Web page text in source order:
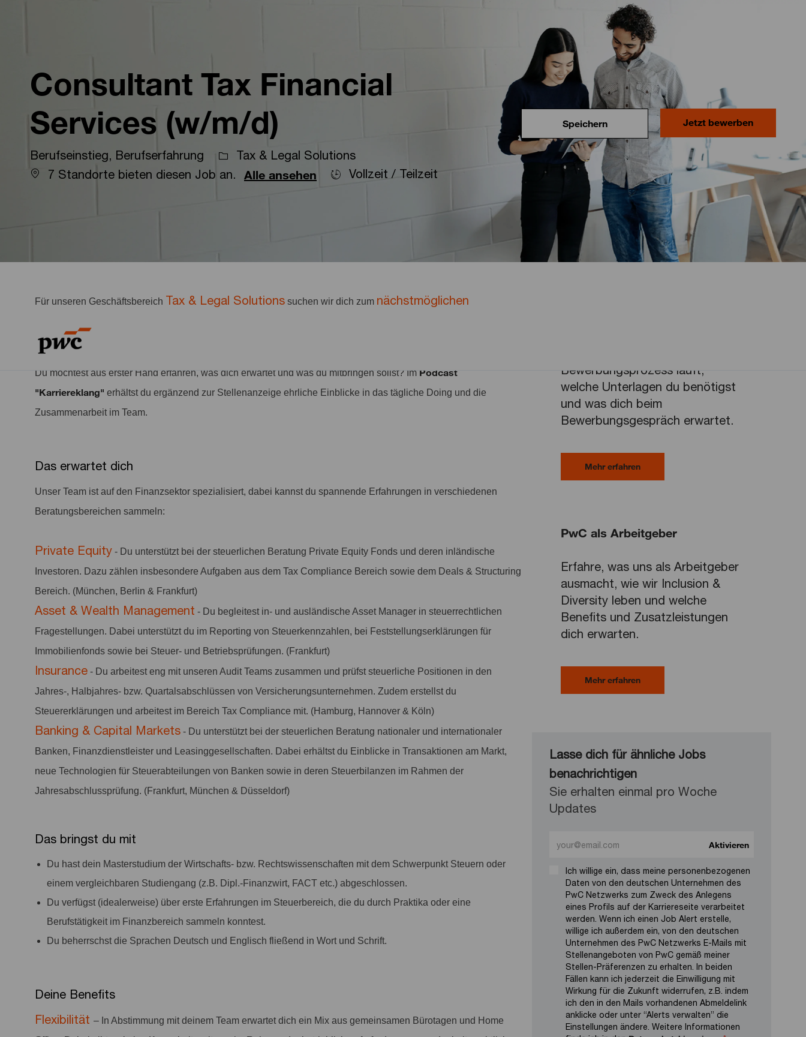
Consultant Tax Financial
Services (w/m/d)
Berufseinstieg, Berufserfahrung
Tax & Legal Solutions
7 Standorte bieten diesen Job an.
Alle ansehen Vollzeit / Teilzeit
Speichern Jetzt bewerben
Für unseren Geschäftsbereich Tax & Legal Solutions suchen wir dich zum nächstmöglichen
Du möchtest aus erster Hand erfahren, was dich erwartet und was du mitbringen sollst? Im Podcast
"Karriereklang" erhältst du ergänzend zur Stellenanzeige ehrliche Einblicke in das tägliche Doing und die
Zusammenarbeit im Team.
Das erwartet dich
Unser Team ist auf den Finanzsektor spezialisiert, dabei kannst du spannende Erfahrungen in verschiedenen
Beratungsbereichen sammeln:
Private Equity - Du unterstützt bei der steuerlichen Beratung Private Equity Fonds und deren inländische
Investoren. Dazu zählen insbesondere Aufgaben aus dem Tax Compliance Bereich sowie dem Deals & Structuring
Bereich. (München, Berlin & Frankfurt)
Asset & Wealth Management - Du begleitest in- und ausländische Asset Manager in steuerrechtlichen
Fragestellungen. Dabei unterstützt du im Reporting von Steuerkennzahlen, bei Feststellungserklärungen für
Immobilienfonds sowie bei Steuer- und Betriebsprüfungen. (Frankfurt)
Insurance - Du arbeitest eng mit unseren Audit Teams zusammen und prüfst steuerliche Positionen in den
Jahres-, Halbjahres- bzw. Quartalsabschlüssen von Versicherungsunternehmen. Zudem erstellst du
Steuererklärungen und arbeitest im Bereich Tax Compliance mit. (Hamburg, Hannover & Köln)
Banking & Capital Markets - Du unterstützt bei der steuerlichen Beratung nationaler und internationaler
Banken, Finanzdienstleister und Leasinggesellschaften. Dabei erhältst du Einblicke in Transaktionen am Markt,
neue Technologien für Steuerabteilungen von Banken sowie in deren Steuerbilanzen im Rahmen der
Jahresabschlussprüfung. (Frankfurt, München & Düsseldorf)
Das bringst du mit
Du hast dein Masterstudium der Wirtschafts- bzw. Rechtswissenschaften mit dem Schwerpunkt Steuern oder
einem vergleichbaren Studiengang (z.B. Dipl.-Finanzwirt, FACT etc.) abgeschlossen.
Du verfügst (idealerweise) über erste Erfahrungen im Steuerbereich, die du durch Praktika oder eine
Berufstätigkeit im Finanzbereich sammeln konntest.
Du beherrschst die Sprachen Deutsch und Englisch fließend in Wort und Schrift.
Deine Benefits
Flexibilität – In Abstimmung mit deinem Team erwartet dich ein Mix aus gemeinsamen Bürotagen und Home
Bewerbungsprozess läuft,
welche Unterlagen du benötigst
und was dich beim
Bewerbungsgespräch erwartet.
Mehr erfahren
PwC als Arbeitgeber
Erfahre, was uns als Arbeitgeber
ausmacht, wie wir Inclusion &
Diversity leben und welche
Benefits und Zusatzleistungen
dich erwarten.
Mehr erfahren
Lasse dich für ähnliche Jobs
benachrichtigen
Sie erhalten einmal pro Woche
Updates
Ich willige ein, dass meine personenbezogenen
Daten von den deutschen Unternehmen des
PwC Netzwerks zum Zweck des Anlegens
eines Profils auf der Karriereseite verarbeitet
werden. Wenn ich einen Job Alert erstelle,
willige ich außerdem ein, von den deutschen
Unternehmen des PwC Netzwerks E-Mails mit
Stellenangeboten von PwC gemäß meiner
Stellen-Präferenzen zu erhalten. In beiden
Fällen kann ich jederzeit die Einwilligung mit
Wirkung für die Zukunft widerrufen, z.B. indem
ich den in den Mails vorhandenen Abmeldelink
anklicke oder unter “Alerts verwalten” die
Einstellungen ändere. Weitere Informationen
Aktivieren